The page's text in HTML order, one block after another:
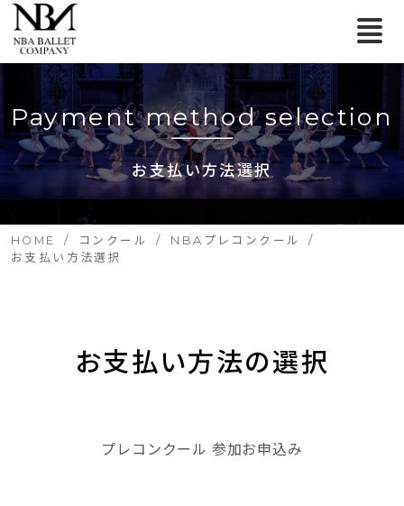
Payment method selection
お支払い方法選択
HOME コンクール
NBAプレコンクール
お支払い方法選択
お支払い方法の選択
プレコンクール 参加お申込み